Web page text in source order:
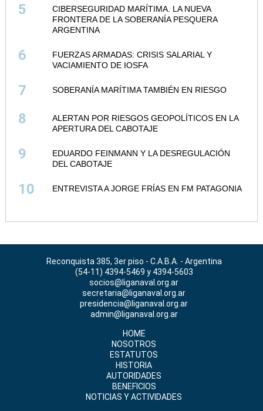
5
CIBERSEGURIDAD MARÍTIMA. LA NUEVA
FRONTERA DE LA SOBERANÍA PESQUERA
ARGENTINA
6
FUERZAS ARMADAS: CRISIS SALARIAL Y
VACIAMIENTO DE IOSFA
7 SOBERANÍA MARÍTIMA TAMBIÉN EN RIESGO
8
ALERTAN POR RIESGOS GEOPOLÍTICOS EN LA
APERTURA DEL CABOTAJE
9
EDUARDO FEINMANN Y LA DESREGULACIÓN
DEL CABOTAJE
10 ENTREVISTA A JORGE FRÍAS EN FM PATAGONIA
Reconquista 385, 3er piso - C.A.B.A. - Argentina
(54-11) 4394-5469 y 4394-5603
socios@liganaval.org.ar
secretaria@liganaval.org.ar
presidencia@liganaval.org.ar
admin@liganaval.org.ar
HOME
NOSOTROS
ESTATUTOS
HISTORIA
AUTORIDADES
BENEFICIOS
NOTICIAS Y ACTIVIDADES